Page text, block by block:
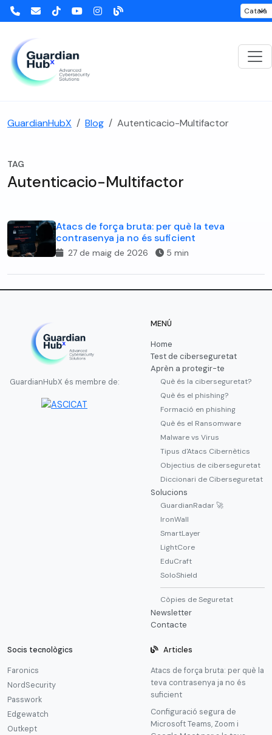
GuardianHubX Blog Autenticacio-Multifactor
TAG
Autenticacio-Multifactor
Atacs de força bruta: per què la teva
contrasenya ja no és suficient
27 de maig de 2026 5 min
GuardianHubX és membre de:
MENÚ
Home
Test de ciberseguretat
Aprèn a protegir-te
Què és la ciberseguretat?
Què és el phishing?
Formació en phishing
Què és el Ransomware
Malware vs Virus
Tipus d'Atacs Cibernètics
Objectius de ciberseguretat
Diccionari de Ciberseguretat
Solucions
GuardianRadar 🚀
IronWall
SmartLayer
LightCore
EduCraft
SoloShield
Còpies de Seguretat
Newsletter
Contacte
Socis tecnològics
Faronics
NordSecurity
Passwork
Edgewatch
Outkept
Articles
Atacs de força bruta: per què la
teva contrasenya ja no és
suficient
Configuració segura de
Microsoft Teams, Zoom i